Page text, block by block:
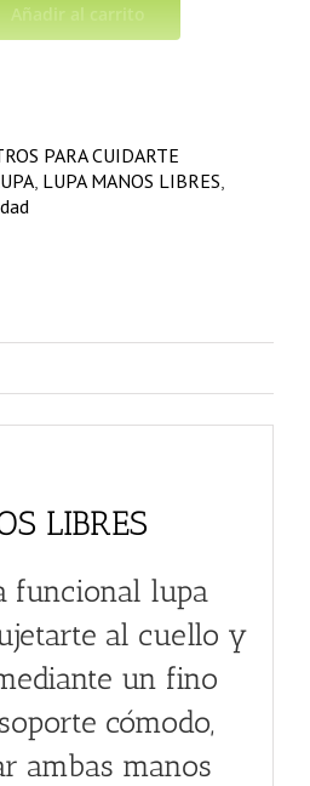
Añadir al carrito
PARA CUIDARTE
, LUPA MANOS LIBRES,
LIBRES
funcional lupa
al cuello y
un fino
cómodo,
ambas manos